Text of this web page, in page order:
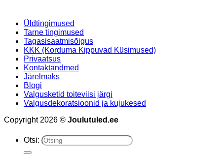
Üldtingimused
Tarne tingimused
Tagasisaatmisõigus
KKK (Korduma Kippuvad Küsimused)
Privaatsus
Kontaktandmed
Järelmaks
Blogi
Valgusketid toiteviisi järgi
Valgusdekoratsioonid ja kujukesed
Copyright 2026 © Joulutuled.ee
Otsi: